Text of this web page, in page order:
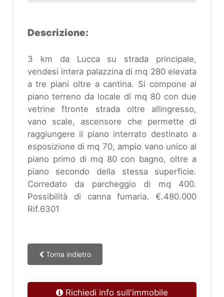
Descrizione:
3 km da Lucca su strada principale,
vendesi intera palazzina di mq 280 elevata
a tre piani oltre a cantina. Si compone al
piano terreno da locale di mq 80 con due
vetrine ftronte strada oltre allingresso,
vano scale, ascensore che permette di
raggiungere il piano interrato destinato a
esposizione di mq 70, ampio vano unico al
piano primo di mq 80 con bagno, oltre a
piano secondo della stessa superficie.
Corredato da parcheggio di mq 400.
Possibilità di canna fumaria. €.480.000
Rif.6301
Torna indietro
Richiedi info sull'immobile